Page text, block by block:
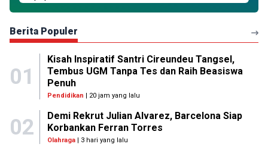
Berita Populer
01
Kisah Inspiratif Santri Cireundeu Tangsel,
Tembus UGM Tanpa Tes dan Raih Beasiswa
Penuh
Pendidikan | 20 jam yang lalu
02
Demi Rekrut Julian Alvarez, Barcelona Siap
Korbankan Ferran Torres
Olahraga| 3 hari yang lalu